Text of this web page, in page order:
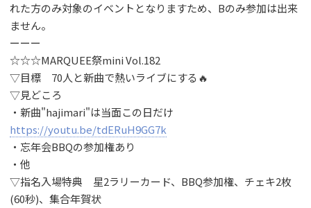
れた方のみ対象のイベントとなりますため、Bのみ参加は出来
ません。
ーーー
☆☆☆MARQUEE祭mini Vol.182
▽目標 70人と新曲で熱いライブにする🔥
▽見どころ
・新曲"hajimari"は当面この日だけ
https://youtu.be/tdERuH9GG7k
・忘年会BBQの参加権あり
・他
▽指名入場特典 星2ラリーカード、BBQ参加権、チェキ2枚
(60秒)、集合年賀状